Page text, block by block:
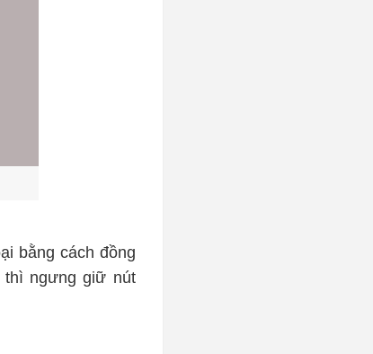
bằng cách đồng
thì ngưng giữ nút